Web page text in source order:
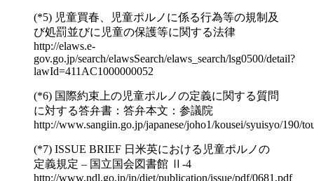
(*5) 児童買春、児童ポルノに係る行為等の規制及
び処罰並びに児童の保護等に関する法律
http://elaws.e-
gov.go.jp/search/elawsSearch/elaws_search/lsg0500/detail?
lawId=411AC1000000052
(*6) 国際約束上の児童ポルノの定義に関する質問
に対する答弁書：答弁本文：参議院
http://www.sangiin.go.jp/japanese/joho1/kousei/syuisyo/190/
(*7) ISSUE BRIEF 日米英における児童ポルノの
定義規定 – 国立国会図書館 Ⅱ-4
http://www.ndl.go.jp/jp/diet/publication/issue/pdf/0681.pdf